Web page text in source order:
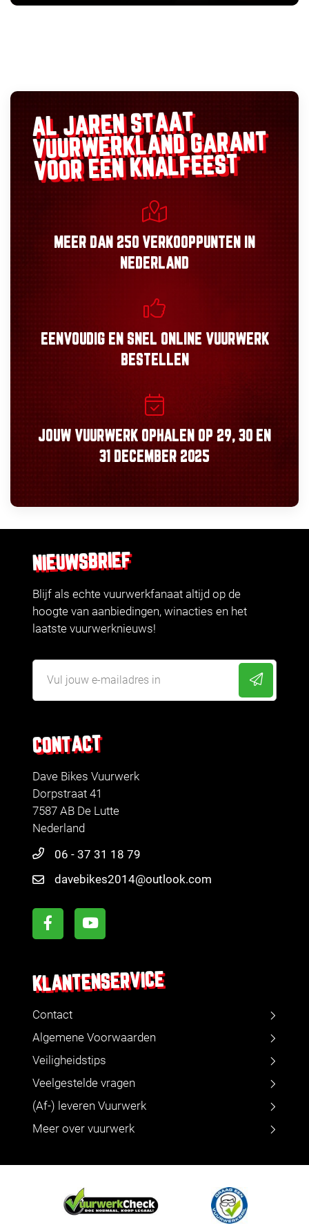
AL JAREN STAAT
VUURWERKLANDGARANT
VOOR EEN KNALFEEST
MEER DAN 250 VERKOOPPUNTEN IN
NEDERLAND
EENVOUDIGEN SNEL ONLINE VUURWERK
BESTELLEN
JOUW VUURWERK OPHALEN OP 29, 30 EN
31 DECEMBER 2025
CONTACT
Dave Bikes Vuurwerk
Dorpstraat 41
7587 AB De Lutte
Nederland
06 - 37 31 18 79
davebikes2014@outlook.com
KLANTENSERVICE
Contact
Algemene Voorwaarden
Veiligheidstips
Veelgestelde vragen
(Af-) leveren Vuurwerk
Meer over vuurwerk
NIEUWSBRIEF
Blijf als echte vuurwerkfanaat altijd op de
hoogte van aanbiedingen, winacties en het
laatste vuurwerknieuws!